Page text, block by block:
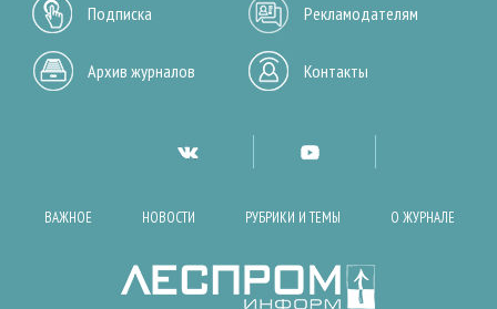
Подписка Рекламодателям
Архив журналов Контакты
ВАЖНОЕ НОВОСТИ РУБРИКИ И ТЕМЫ О ЖУРНАЛЕ